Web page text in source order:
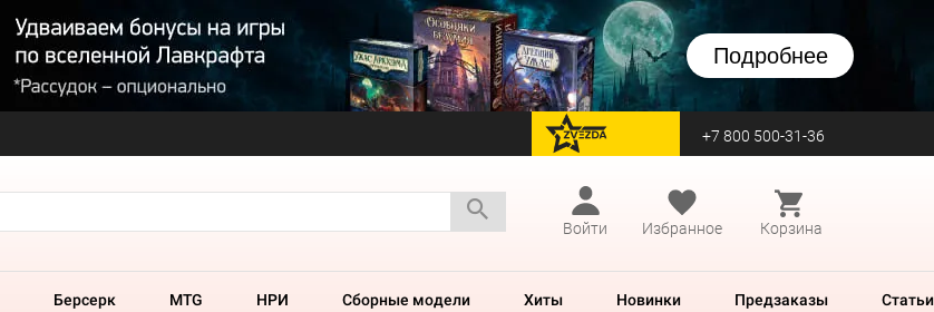
Подробнее
перейти на Zvezda +7 800 500-31-36
Войти
Избранное Корзина
Берсерк MTG НРИ Сборные модели Хиты Новинки Предзаказы Статьи